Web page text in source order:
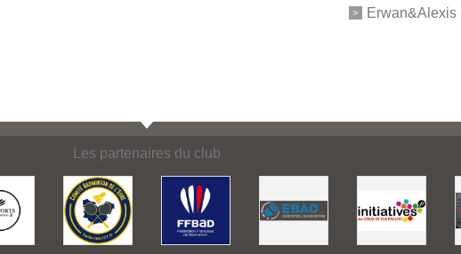
Erwan&Alexis
Les partenaires du club